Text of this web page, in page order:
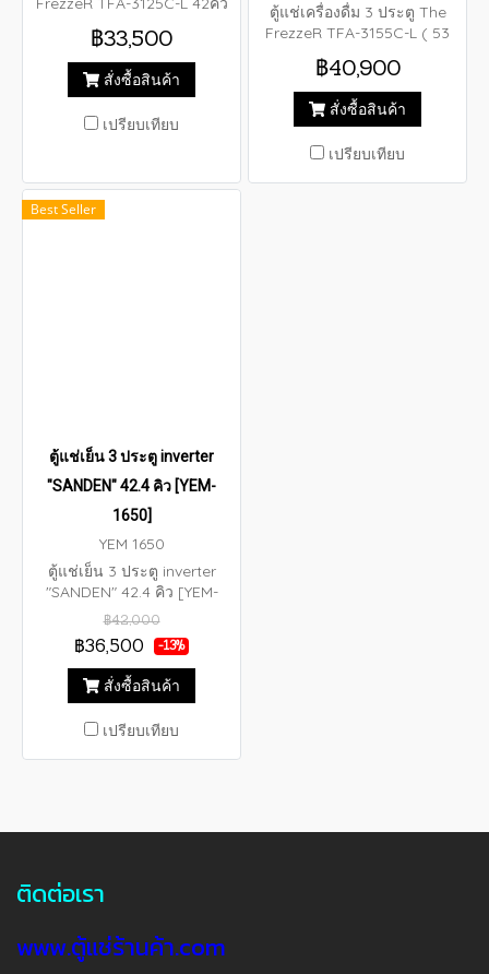
ขนาดตู้ (กว้าง x ลึก x สูง)
165.0 x 65.0 x 200.0 ซม
ขนาดความจุ : 42.4 คิว (1,200
ลิตร)
฿33,500
สั่งซื้อสินค้า
เปรียบเทียบ
ตู้แช่เครื่องดื่ม 3 ประตู The
FrezzeR TFA-3155C-L ( 53
คิว ) ขนาดตู้ : 180.0 x 73.0 x
205.0 ซม. ขนาดความจุ : 53
คิว (1,576 ลิตร)
฿40,900
สั่งซื้อสินค้า
เปรียบเทียบ
Best Seller
ตู้แช่เย็น 3 ประตู inverter
"SANDEN" 42.4 คิว [YEM-
1650]
YEM 1650
ตู้แช่เย็น 3 ประตู inverter
"SANDEN" 42.4 คิว [YEM-
1650] ขนาดตู้ (กว้าง x ลึก x
สูง) 165.0 x 60.0 x 200.0 ซม
ขนาดความจุ : 42.4 คิว (1,200
ลิตร)
฿42,000
฿36,500 -13%
สั่งซื้อสินค้า
เปรียบเทียบ
ติดต่อเรา
www.ตู้แช่ร้านค้า.com